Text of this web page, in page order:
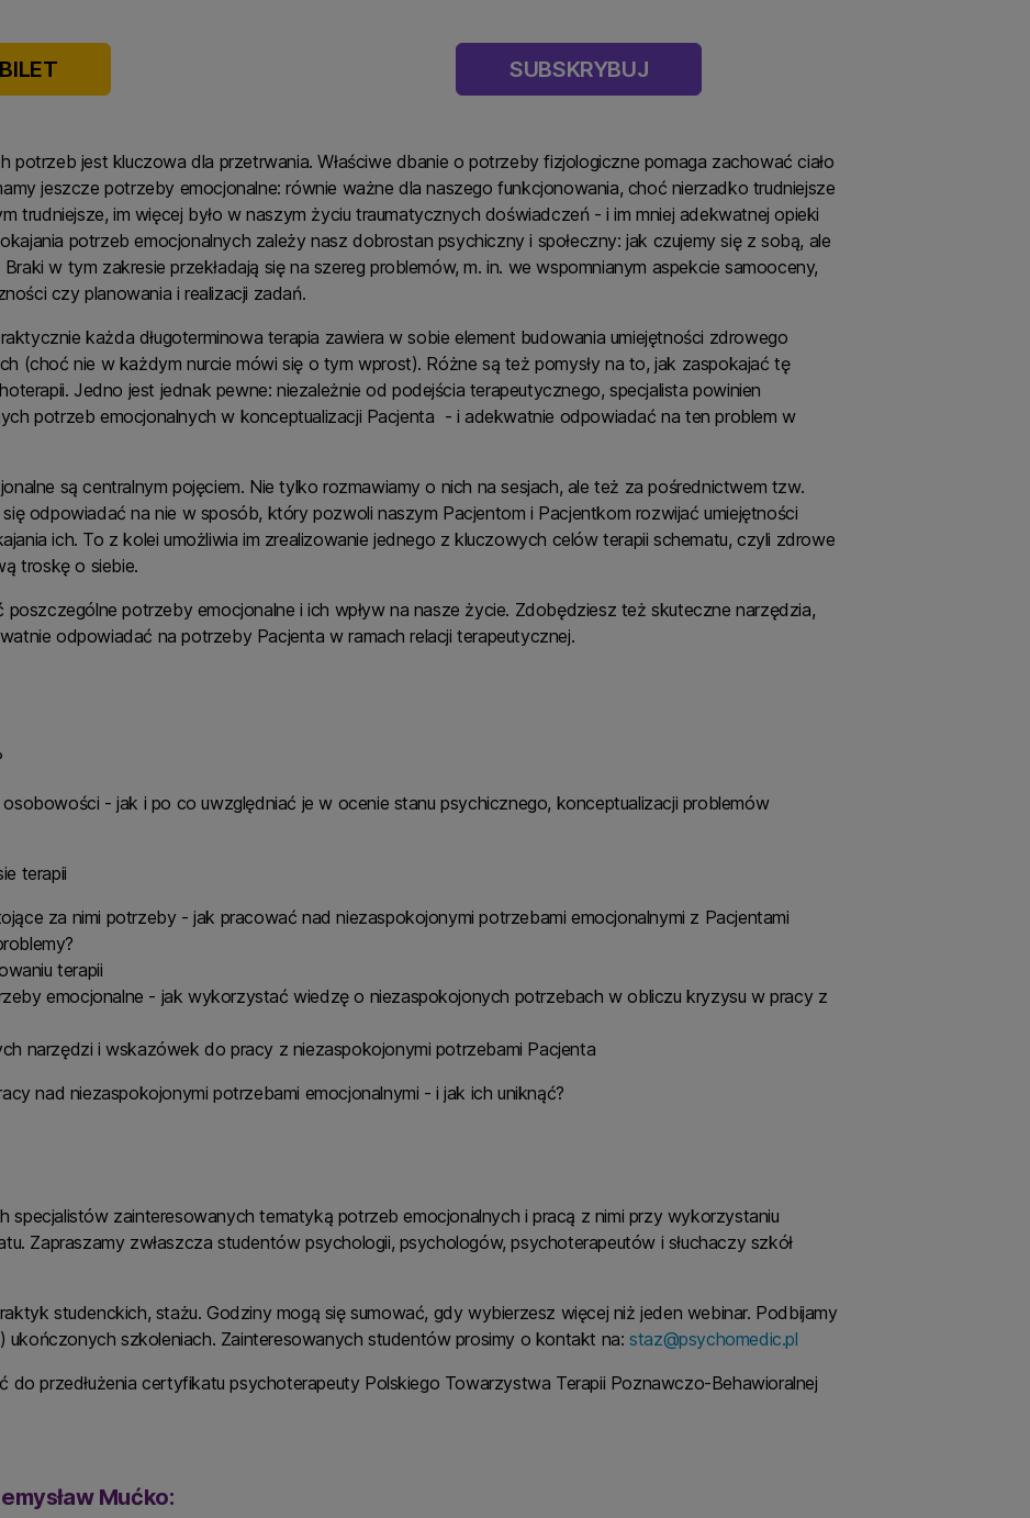
SUBSKRYBUJ
potrzeb jest kluczowa dla przetrwania. Właściwe dbanie o potrzeby fizjologiczne pomaga zachować ciało
jeszcze potrzeby emocjonalne: równie ważne dla naszego funkcjonowania, choć nierzadko trudniejsze
trudniejsze, im więcej było w naszym życiu traumatycznych doświadczeń - i im mniej adekwatnej opieki
potrzeb emocjonalnych zależy nasz dobrostan psychiczny i społeczny: jak czujemy się z sobą, ale
w tym zakresie przekładają się na szereg problemów, m. in. we wspomnianym aspekcie samooceny,
czy planowania i realizacji zadań.
każda długoterminowa terapia zawiera w sobie element budowania umiejętności zdrowego
(choć nie w każdym nurcie mówi się o tym wprost). Różne są też pomysły na to, jak zaspokajać tę
Jedno jest jednak pewne: niezależnie od podejścia terapeutycznego, specjalista powinien
potrzeb emocjonalnych w konceptualizacji Pacjenta - i adekwatnie odpowiadać na ten problem w
są centralnym pojęciem. Nie tylko rozmawiamy o nich na sesjach, ale też za pośrednictwem tzw.
odpowiadać na nie w sposób, który pozwoli naszym Pacjentom i Pacjentkom rozwijać umiejętności
ich. To z kolei umożliwia im zrealizowanie jednego z kluczowych celów terapii schematu, czyli zdrowe
troskę o siebie.
poszczególne potrzeby emocjonalne i ich wpływ na nasze życie. Zdobędziesz też skuteczne narzędzia,
odpowiadać na potrzeby Pacjenta w ramach relacji terapeutycznej.
- jak i po co uwzględniać je w ocenie stanu psychicznego, konceptualizacji problemów
terapii
za nimi potrzeby - jak pracować nad niezaspokojonymi potrzebami emocjonalnymi z Pacjentami
terapii
emocjonalne - jak wykorzystać wiedzę o niezaspokojonych potrzebach w obliczu kryzysu w pracy z
narzędzi i wskazówek do pracy z niezaspokojonymi potrzebami Pacjenta
nad niezaspokojonymi potrzebami emocjonalnymi - i jak ich uniknąć?
specjalistów zainteresowanych tematyką potrzeb emocjonalnych i pracą z nimi przy wykorzystaniu
Zapraszamy zwłaszcza studentów psychologii, psychologów, psychoterapeutów i słuchaczy szkół
studenckich, stażu. Godziny mogą się sumować, gdy wybierzesz więcej niż jeden webinar. Podbijamy
ukończonych szkoleniach. Zainteresowanych studentów prosimy o kontakt na: staz@psychomedic.pl
do przedłużenia certyfikatu psychoterapeuty Polskiego Towarzystwa Terapii Poznawczo-Behawioralnej
Mućko: